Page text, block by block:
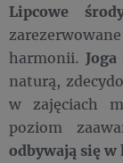
Lipcowe
harmonii. Joga
naturą,
w zajęciach
poziom
odbywają się w